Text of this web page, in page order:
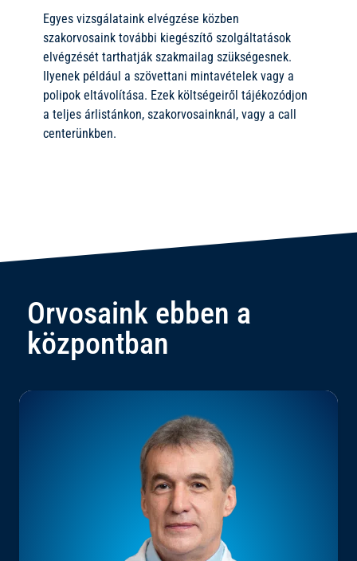
Egyes vizsgálataink elvégzése közben
szakorvosaink további kiegészítő szolgáltatások
elvégzését tarthatják szakmailag szükségesnek.
Ilyenek például a szövettani mintavételek vagy a
polipok eltávolítása. Ezek költségeiről tájékozódjon
a teljes árlistánkon, szakorvosainknál, vagy a call
centerünkben.
Orvosaink ebben a
központban